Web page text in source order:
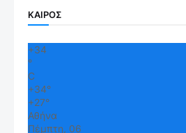
ΚΑΙΡΟΣ
+34
°
C
+34°
+27°
Αθήνα
Πέμπτη, 06